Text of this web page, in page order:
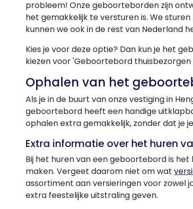
probleem! Onze geboorteborden zijn
het gemakkelijk te versturen is. We
kunnen we ook in de rest van Nederland
Kies je voor deze optie? Dan kun je het
kiezen voor 'Geboortebord thuisbezorgen
Ophalen van het
Als je in de buurt van onze vestiging in
geboortebord heeft een handige
ophalen extra gemakkelijk, zonder dat je
Extra informatie over het huren
Bij het huren van een geboortebord is
maken. Vergeet daarom niet om wat
assortiment aan versieringen voor zowel
extra feestelijke uitstraling geven.